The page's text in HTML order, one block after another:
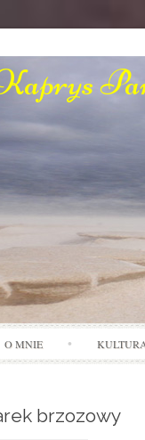
O MNIE
brzozowy